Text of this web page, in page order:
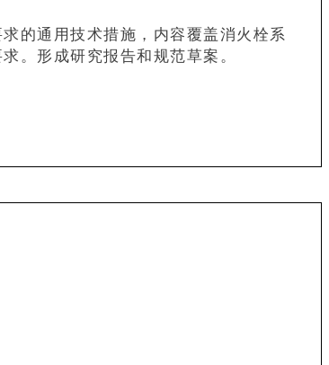
的通用技术措施，内容覆盖消火栓系
。形成研究报告和规范草案。